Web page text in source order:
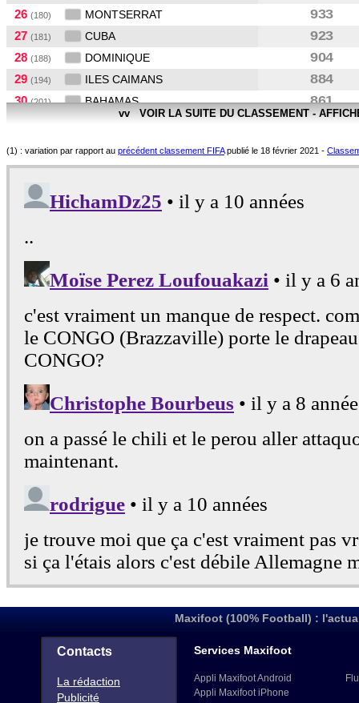
26 (180) MONTSERRAT
933
27 (181) CUBA
923
28 (188) DOMINIQUE
904
29 (194) ILES CAIMANS
884
30(201) BAHAMAS
861
TURKS ET CAICOS
33(207) ILES VIERGES AM.
829
34(208)
35(209) ANGUILLA
vv VOIR LA SUITE DU CLASSEMENT -
(1) : variation par rapport au précédent classement FIFApublié le 18 février 2021 -
Maxifoot (100% Football) :
Contacts
La rédaction
Publicité
Services Maxifoot
Appli Maxifoot Android
Appli Maxifoot iPhone